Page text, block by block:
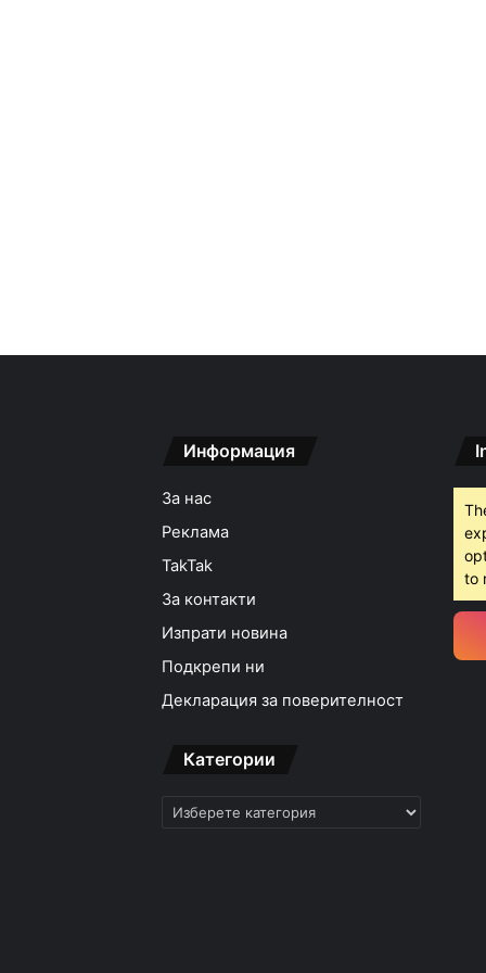
Информация
За нас
Реклама
TakTak
За контакти
Изпрати новина
Подкрепи ни
Декларация за поверителност
Категории
Категории
to